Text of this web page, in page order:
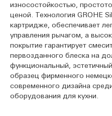
износостойкостью,
ценой. Технология GROHE
картридже, обеспечивает
управления рычагом, а
покрытие гарантирует
первозданного блеска на
функциональный,
образец фирменного
современного дизайна
оборудования для кухни.